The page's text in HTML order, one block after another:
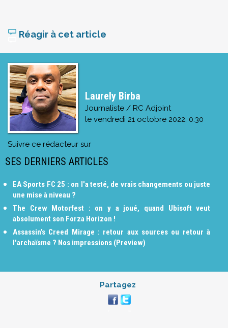
Réagir à cet article
Laurely Birba
Journaliste / RC Adjoint
le vendredi 21 octobre 2022, 0:30
Suivre ce rédacteur sur
SES DERNIERS ARTICLES
EA Sports FC 25 : on l'a testé, de vrais changements ou juste
une mise à niveau ?
The Crew Motorfest : on y a joué, quand Ubisoft veut
absolument son Forza Horizon !
Assassin’s Creed Mirage : retour aux sources ou retour à
l'archaïsme ? Nos impressions (Preview)
Partagez